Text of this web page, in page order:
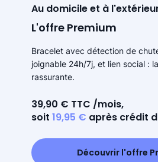
Au domicile et à
L'offre Premium
Bracelet avec détection de
joignable 24h/7j, et lien social :
rassurante.
39,90 € TTC /mois,
soit 19,95 € après crédit
Découvrir l'offre